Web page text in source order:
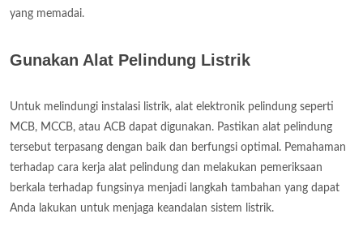
yang memadai.
Gunakan Alat Pelindung Listrik
Untuk melindungi instalasi listrik, alat elektronik pelindung seperti
MCB, MCCB, atau ACB dapat digunakan. Pastikan alat pelindung
tersebut terpasang dengan baik dan berfungsi optimal. Pemahaman
terhadap cara kerja alat pelindung dan melakukan pemeriksaan
berkala terhadap fungsinya menjadi langkah tambahan yang dapat
Anda lakukan untuk menjaga keandalan sistem listrik.